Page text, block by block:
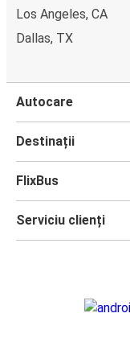
Los Angeles, CA
Dallas, TX
Autocare
Destinații
FlixBus
Serviciu clienți